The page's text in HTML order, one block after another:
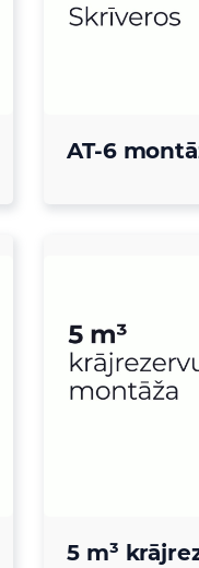
AT-6
5 m³